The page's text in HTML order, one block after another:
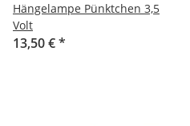
Hängelampe Pünktchen 3,5
Volt
13,50 €*